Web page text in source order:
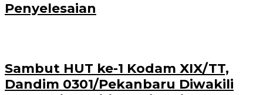
Penyelesaian
Sambut HUT ke-1 Kodam XIX/TT,
Dandim 0301/Pekanbaru Diwakili